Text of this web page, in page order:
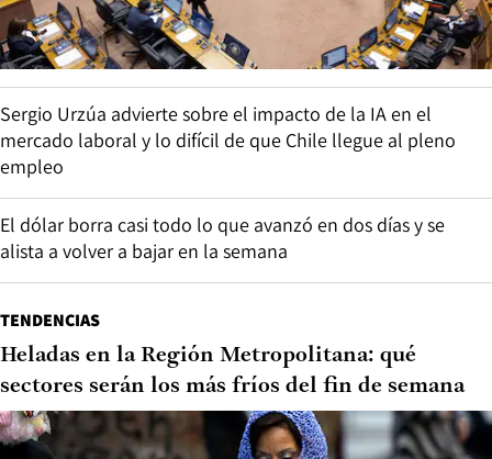
Sergio Urzúa advierte sobre el impacto de la IA en el
mercado laboral y lo difícil de que Chile llegue al pleno
empleo
El dólar borra casi todo lo que avanzó en dos días y se
alista a volver a bajar en la semana
TENDENCIAS
Heladas en la Región Metropolitana: qué
sectores serán los más fríos del fin de semana